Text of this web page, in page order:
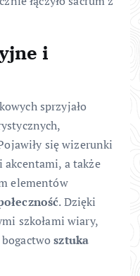
i
sprzyjało
się wizerunki
a także
elementów
. Dzięki
szkołami wiary,
bogactwosztuka